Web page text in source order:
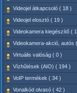
Videojel átkapcsoló ( 18 )
Videojel elosztó ( 19 )
Videokamera kiegészítő (
Videokamera-akció, autós
Virtuális valóság ( 0 )
Vízhűtések (AIO) ( 194 )
VoIP termékek ( 34 )
Vonalkód olvasó ( 42 )